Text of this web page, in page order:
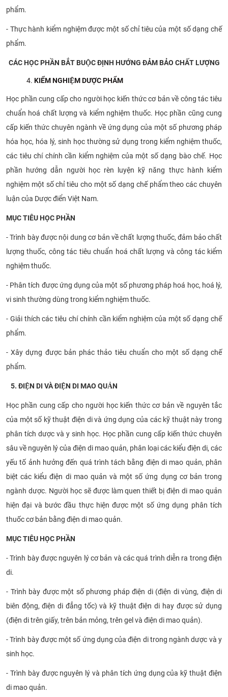
phẩm.
- Thực hành kiểm nghiệm được một số chỉ tiêu của một số dạng chế
phẩm.
CÁC HỌC PHẦN BẮT BUỘC ĐỊNH HƯỚNG ĐẢM BẢO CHẤT LƯỢNG
KIỂM NGHIỆM DƯỢC PHẨM
Học phần cung cấp cho người học kiến thức cơ bản về công tác tiêu
chuẩn hoá chất lượng và kiểm nghiệm thuốc. Học phần cũng cung
cấp kiến thức chuyên ngành về ứng dụng của một số phương pháp
hóa học, hóa lý, sinh học thường sử dụng trong kiểm nghiệm thuốc,
các tiêu chí chính cần kiểm nghiệm của một số dạng bào chế. Học
phần hướng dẫn người học rèn luyện kỹ năng thực hành kiểm
nghiệm một số chỉ tiêu cho một số dạng chế phẩm theo các chuyên
luận của Dược điển Việt Nam.
MỤC TIÊU HỌC PHẦN
- Trình bày được nội dung cơ bản về chất lượng thuốc, đảm bảo chất
lượng thuốc, công tác tiêu chuẩn hoá chất lượng và công tác kiểm
nghiệm thuốc.
- Phân tích được ứng dụng của một số phương pháp hoá học, hoá lý,
vi sinh thường dùng trong kiểm nghiệm thuốc.
- Giải thích các tiêu chí chính cần kiểm nghiệm của một số dạng chế
phẩm.
- Xây dựng được bản phác thảo tiêu chuẩn cho một số dạng chế
phẩm.
5. ĐIỆN DI VÀ ĐIỆN DI MAO QUẢN
Học phần cung cấp cho người học kiến thức cơ bản về nguyên tắc
của một số kỹ thuật điện di và ứng dụng của các kỹ thuật này trong
phân tích dược và y sinh học. Học phần cung cấp kiến thức chuyên
sâu về nguyên lý của điện di mao quản, phân loại các kiểu điện di, các
yếu tố ảnh hưởng đến quá trình tách bằng điện di mao quản, phân
biệt các kiểu điện di mao quản và một số ứng dụng cơ bản trong
ngành dược. Người học sẽ được làm quen thiết bị điện di mao quản
hiện đại và bước đầu thực hiện được một số ứng dụng phân tích
thuốc cơ bản bằng điện di mao quản.
MỤC TIÊU HỌC PHẦN
- Trình bày được nguyên lý cơ bản và các quá trình diễn ra trong điện
di.
- Trình bày được một số phương pháp điện di (điện di vùng, điện di
biên động, điện di đẳng tốc) và kỹ thuật điện di hay được sử dụng
(điện di trên giấy, trên bản mỏng, trên gel và điện di mao quản).
- Trình bày được một số ứng dụng của điện di trong ngành dược và y
sinh học.
- Trình bày được nguyên lý và phân tích ứng dụng của kỹ thuật điện
di mao quản.